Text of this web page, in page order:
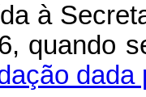
à
quando
dada